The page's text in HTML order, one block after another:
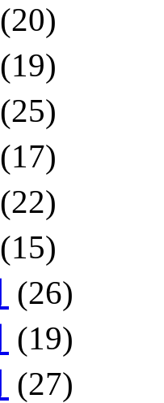
(20)
(19)
(25)
(17)
(22)
(15)
(26)
(19)
(27)